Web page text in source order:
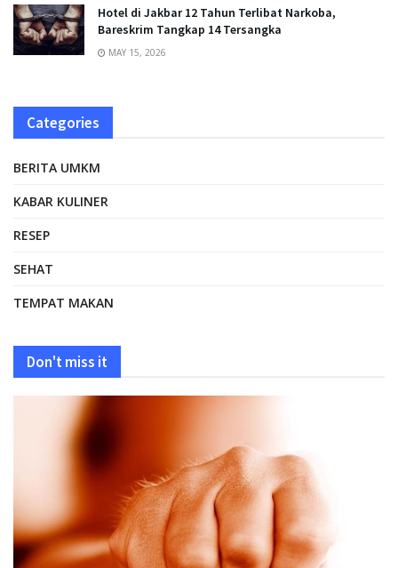
Hotel di Jakbar 12 Tahun Terlibat Narkoba,
Bareskrim Tangkap 14 Tersangka
MAY 15, 2026
Categories
BERITA UMKM
KABAR KULINER
RESEP
SEHAT
TEMPAT MAKAN
Don't miss it